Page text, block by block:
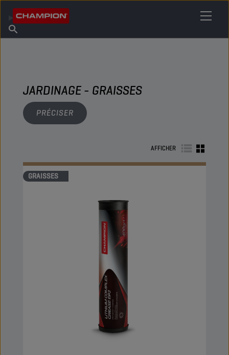
À propos de Champion
Trouver un point de vente
JARDINAGE - GRAISSES
PRÉCISER
AFFICHER
GRAISSES